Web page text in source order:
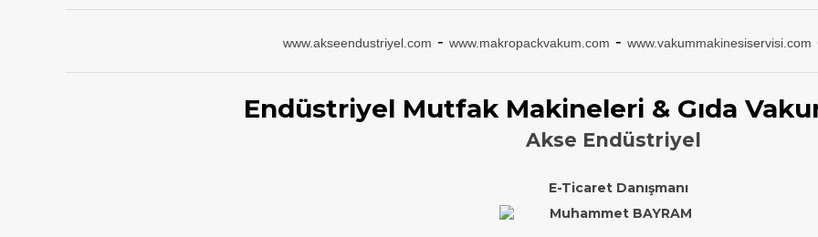
www.akseendustriyel.com - www.makropackvakum.com - www.vakummakinesiservisi.com
Endüstriyel Mutfak Makineleri & Gıda
Akse Endüstriyel
E-Ticaret Danışmanı